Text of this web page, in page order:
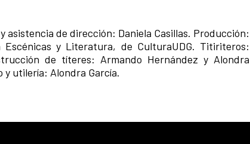
de dirección: Daniela Casillas. Producción:
y Literatura, de CulturaUDG. Titiriteros:
de títeres: Armando Hernández y Alondra
y utilería: Alondra García.